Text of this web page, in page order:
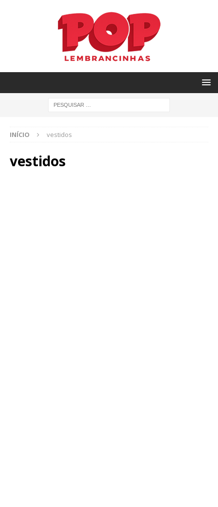
INÍCIO vestidos
vestidos